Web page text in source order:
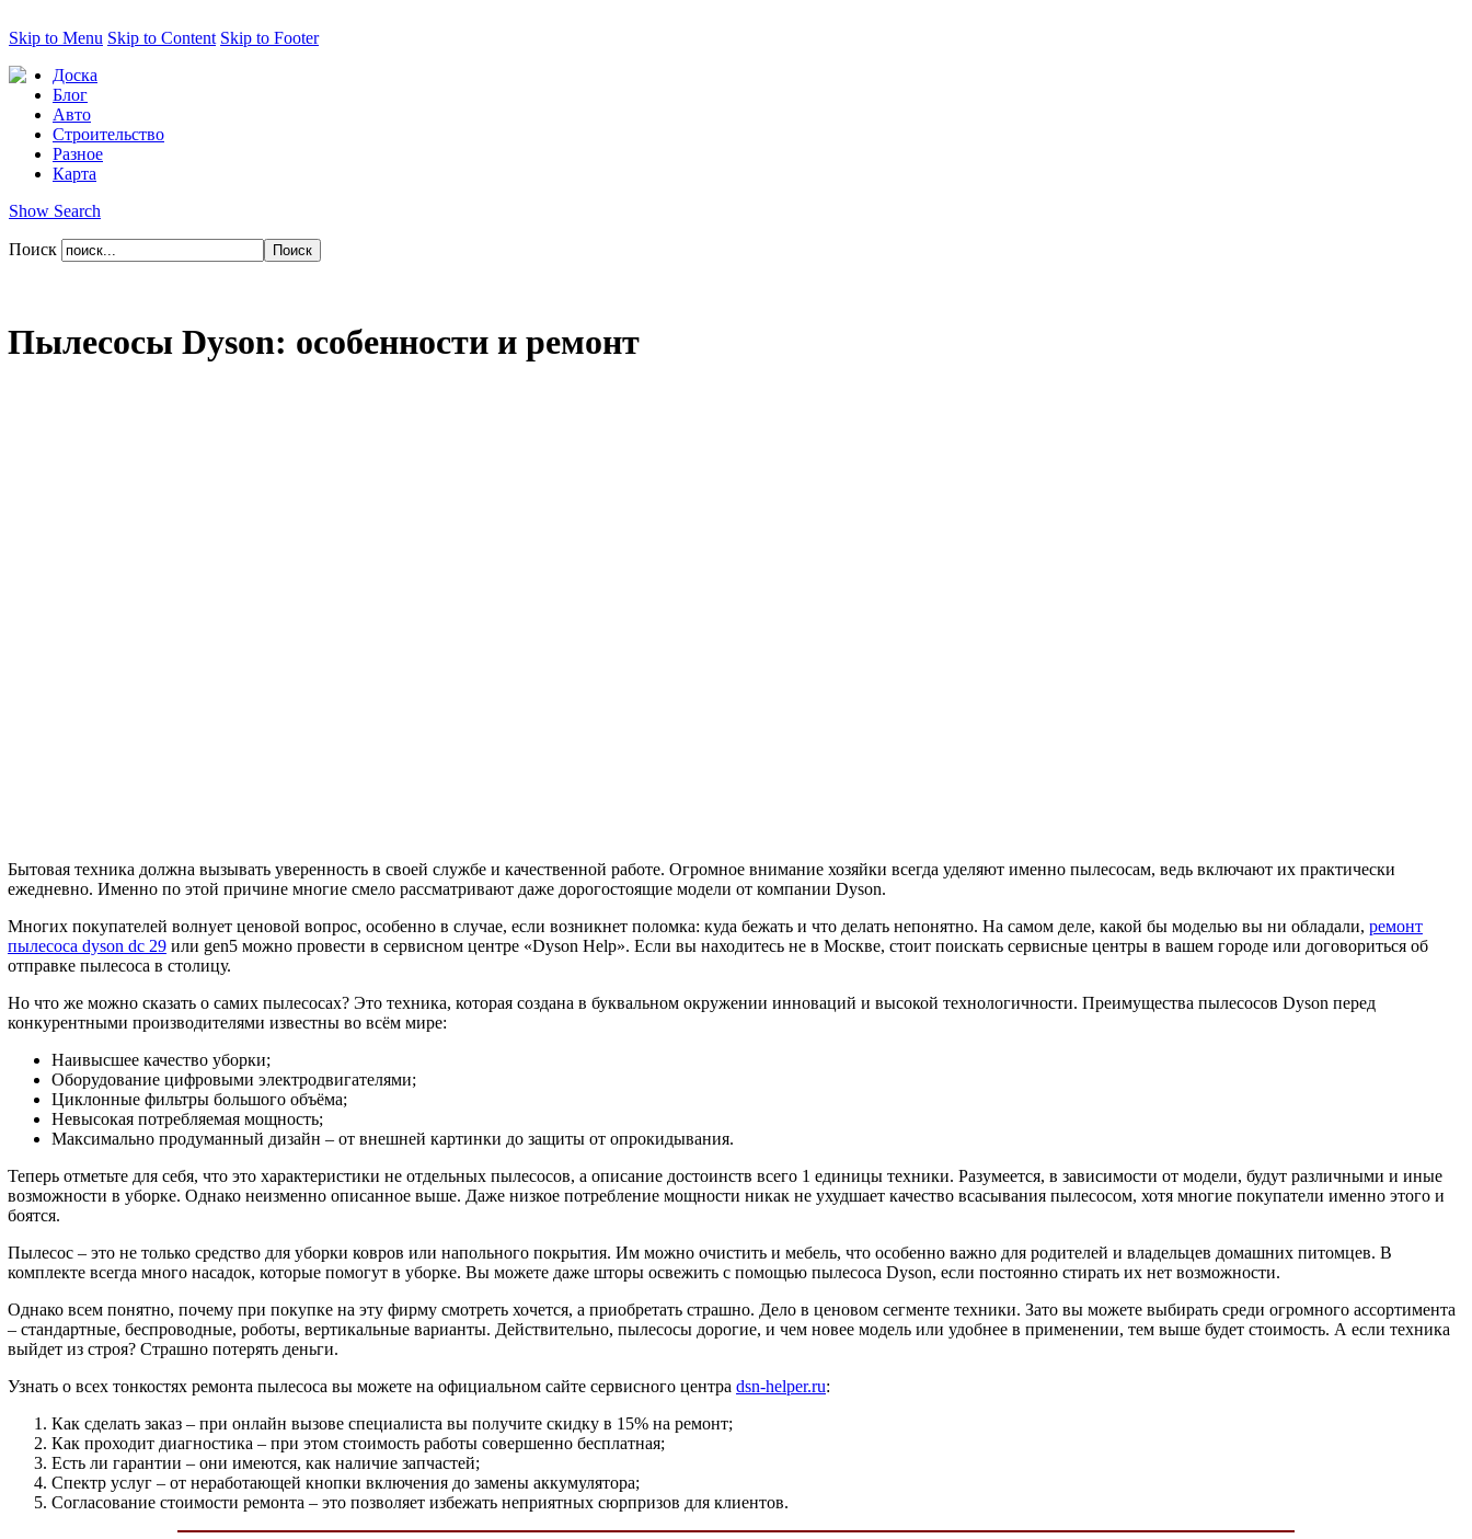
Skip to Menu Skip to Content Skip to Footer
Доска
Блог
Авто
Строительство
Разное
Карта
Show Search
Поиск
Пылесосы Dyson: особенности и ремонт
Бытовая техника должна вызывать уверенность в своей службе и качественной работе. Огромное внимание хозяйки всегда уделяют именно пылесосам, ведь включают их практически
ежедневно. Именно по этой причине многие смело рассматривают даже дорогостоящие модели от компании Dyson.
Многих покупателей волнует ценовой вопрос, особенно в случае, если возникнет поломка: куда бежать и что делать непонятно. На самом деле, какой бы моделью вы ни обладали, ремонт
пылесоса dyson dc 29 или gen5 можно провести в сервисном центре «Dyson Help». Если вы находитесь не в Москве, стоит поискать сервисные центры в вашем городе или договориться об
отправке пылесоса в столицу.
Но что же можно сказать о самих пылесосах? Это техника, которая создана в буквальном окружении инноваций и высокой технологичности. Преимущества пылесосов Dyson перед
конкурентными производителями известны во всём мире:
Наивысшее качество уборки;
Оборудование цифровыми электродвигателями;
Циклонные фильтры большого объёма;
Невысокая потребляемая мощность;
Максимально продуманный дизайн – от внешней картинки до защиты от опрокидывания.
Теперь отметьте для себя, что это характеристики не отдельных пылесосов, а описание достоинств всего 1 единицы техники. Разумеется, в зависимости от модели, будут различными и иные
возможности в уборке. Однако неизменно описанное выше. Даже низкое потребление мощности никак не ухудшает качество всасывания пылесосом, хотя многие покупатели именно этого и
боятся.
Пылесос – это не только средство для уборки ковров или напольного покрытия. Им можно очистить и мебель, что особенно важно для родителей и владельцев домашних питомцев. В
комплекте всегда много насадок, которые помогут в уборке. Вы можете даже шторы освежить с помощью пылесоса Dyson, если постоянно стирать их нет возможности.
Однако всем понятно, почему при покупке на эту фирму смотреть хочется, а приобретать страшно. Дело в ценовом сегменте техники. Зато вы можете выбирать среди огромного ассортимента
– стандартные, беспроводные, роботы, вертикальные варианты. Действительно, пылесосы дорогие, и чем новее модель или удобнее в применении, тем выше будет стоимость. А если техника
выйдет из строя? Страшно потерять деньги.
Узнать о всех тонкостях ремонта пылесоса вы можете на официальном сайте сервисного центра dsn-helper.ru:
Как сделать заказ – при онлайн вызове специалиста вы получите скидку в 15% на ремонт;
Как проходит диагностика – при этом стоимость работы совершенно бесплатная;
Есть ли гарантии – они имеются, как наличие запчастей;
Спектр услуг – от неработающей кнопки включения до замены аккумулятора;
Согласование стоимости ремонта – это позволяет избежать неприятных сюрпризов для клиентов.